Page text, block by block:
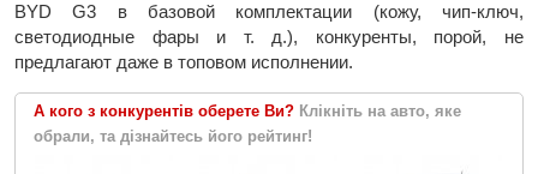
BYD G3 в базовой комплектации (кожу, чип-ключ,
светодиодные фары и т. д.), конкуренты, порой, не
предлагают даже в топовом исполнении.
А кого з конкурентів оберете Ви? Клікніть на авто, яке
обрали, та дізнайтесь його рейтинг!